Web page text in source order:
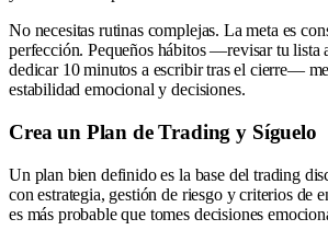
No necesitas rutinas complejas. La meta es
perfección. Pequeños hábitos —revisar tu lista
dedicar 10 minutos a escribir tras el cierre—
estabilidad emocional y decisiones.
Crea un Plan de Trading y Síguelo
Un plan bien definido es la base del trading
con estrategia, gestión de riesgo y criterios de
es más probable que tomes decisiones